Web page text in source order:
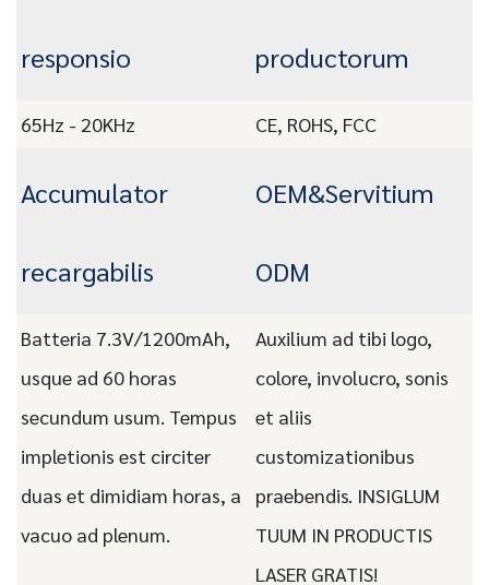
responsio productorum
65Hz - 20KHz CE, ROHS, FCC
Accumulator
recargabilis
OEM&Servitium
ODM
Batteria 7.3V/1200mAh,
usque ad 60 horas
secundum usum. Tempus
impletionis est circiter
duas et dimidiam horas, a
vacuo ad plenum.
Auxilium ad tibi logo,
colore, involucro, sonis
et aliis
customizationibus
praebendis. INSIGLUM
TUUM IN PRODUCTIS
LASER GRATIS!